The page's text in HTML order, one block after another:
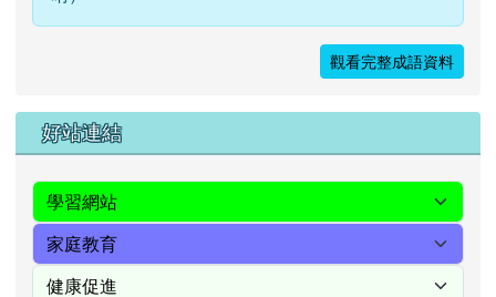
用雨過天晴時的清風明月，比喻人坦蕩高尚的胸懷
品格。（光風，雨後初晴時的和風；霽，指雨雪初
觀看完整成語資料
右邊區域內容
好站連結